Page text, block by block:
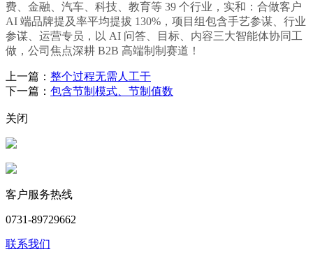
费、金融、汽车、科技、教育等 39 个行业，实和：合做客户
AI 端品牌提及率平均提拔 130%，项目组包含手艺参谋、行业
参谋、运营专员，以 AI 问答、目标、内容三大智能体协同工
做，公司焦点深耕 B2B 高端制制赛道！
上一篇： 整个过程无需人工干
下一篇： 包含节制模式、节制值数
关闭
客户服务热线
0731-89729662
联系我们